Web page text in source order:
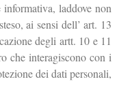
laddove non
ai sensi dell’ art. 13
degli artt. 10 e 11
che interagiscono con i
dei dati personali,